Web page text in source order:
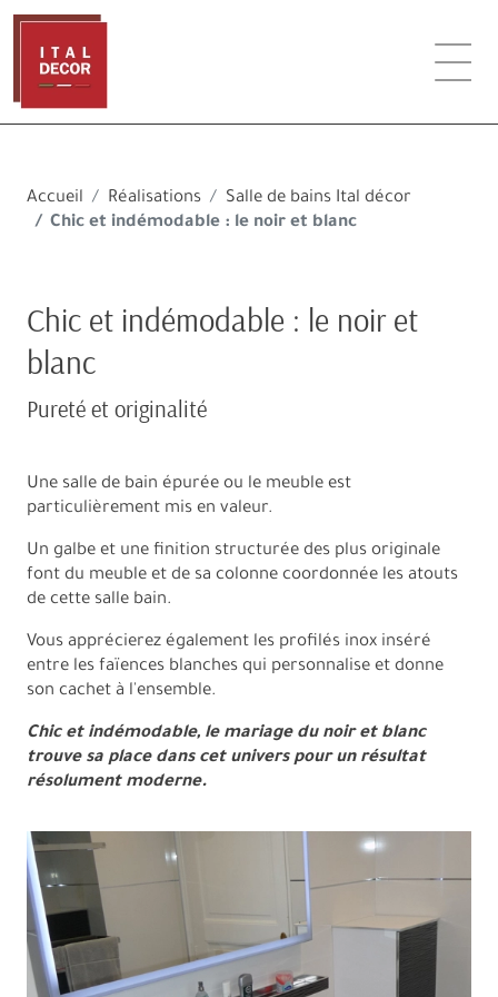
Accueil Réalisations
Salle de bains Ital décor
Chic et indémodable : le noir et blanc
Chic et indémodable : le noir et
blanc
Pureté et originalité
Une salle de bain épurée ou le meuble est
particulièrement mis en valeur.
Un galbe et une finition structurée des plus originale
font du meuble et de sa colonne coordonnée les atouts
de cette salle bain.
Vous apprécierez également les profilés inox inséré
entre les faïences blanches qui personnalise et donne
son cachet à l'ensemble.
Chic et indémodable, le mariage du noir et blanc
trouve sa place dans cet univers pour un résultat
résolument moderne.